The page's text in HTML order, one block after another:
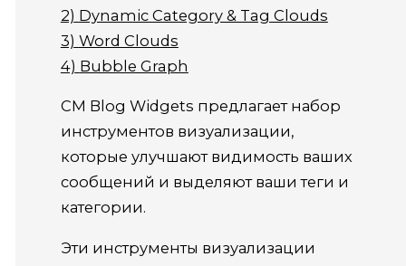
2) Dynamic Category & Tag Clouds
3) Word Clouds
4) Bubble Graph
CM Blog Widgets предлагает набор
инструментов визуализации,
которые улучшают видимость ваших
сообщений и выделяют ваши теги и
категории.
Эти инструменты визуализации